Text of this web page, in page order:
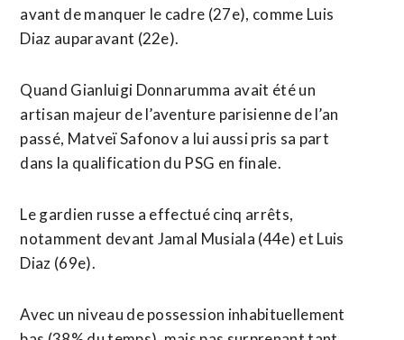
avant de manquer le cadre (27e), comme Luis
Diaz auparavant (22e).
Quand Gianluigi Donnarumma avait été un
artisan majeur de l’aventure parisienne de l’an
passé, Matveï Safonov a lui ​aussi pris sa part
dans la qualification du PSG en finale.
Le gardien russe a effectué cinq arrêts,
notamment devant Jamal Musiala (44e) et Luis
Diaz (69e).
Avec un niveau de possession inhabituellement